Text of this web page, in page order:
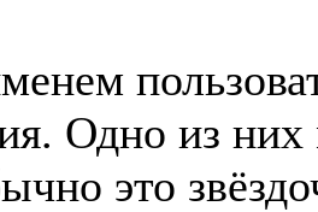
Одно из
это